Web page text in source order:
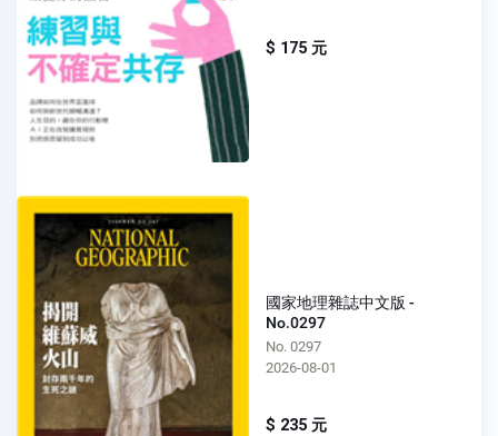
$ 175 元
國家地理雜誌中文版 -
No.0297
No. 0297
2026-08-01
$ 235 元